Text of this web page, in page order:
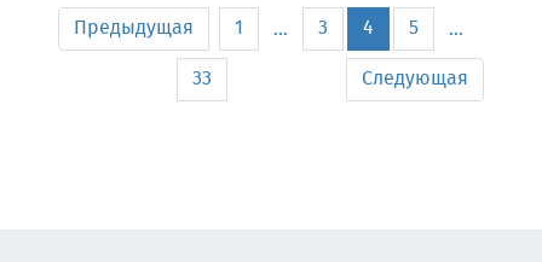
Предыдущая 1 ... 3 4 5
...
33
Следующая